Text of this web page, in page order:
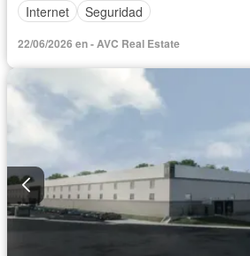
Internet
Seguridad
22/06/2026 en - AVC Real Estate